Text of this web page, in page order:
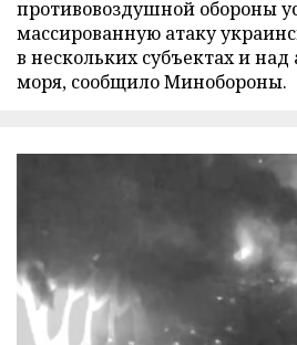
противовоздушной обороны
массированную атаку
в нескольких субъектах и
моря, сообщило Минобороны.